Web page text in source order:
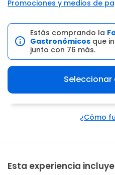
Promociones y medios de
Estás comprando la
Gastronómicos que
junto con 76 más.
Seleccionar
¿Cómo
Esta experiencia